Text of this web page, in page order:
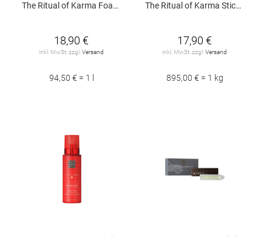
The Ritual of Karma Foaming Sun Protection SPF 50 200ml
18,90 €
inkl. MwSt. zzgl. Versand
94,50 € = 1 l
The Ritual of Karma Stick Sun Protection SPF 50+ 20g
17,90 €
inkl. MwSt. zzgl. Versand
895,00 € = 1 kg